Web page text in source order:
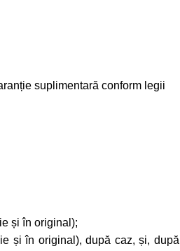
suplimentară conform legii
și în original);
și în original), după caz, și, după